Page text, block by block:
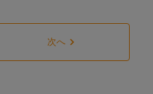
次へ